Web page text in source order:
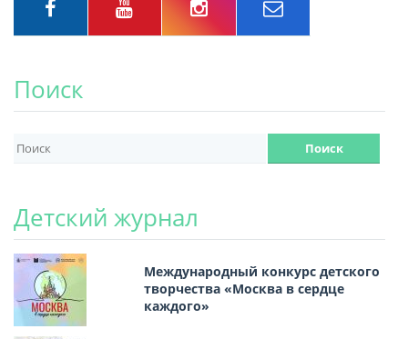
Поиск
Детский журнал
Международный конкурс детского
творчества «Москва в сердце
каждого»